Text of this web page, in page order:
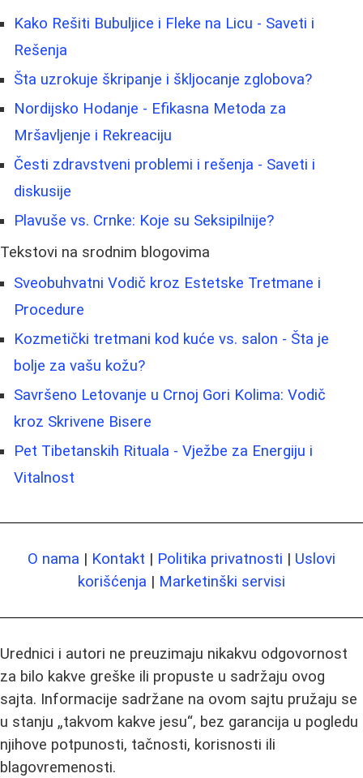
Kako Rešiti Bubuljice i Fleke na Licu - Saveti i
Rešenja
Šta uzrokuje škripanje i škljocanje zglobova?
Nordijsko Hodanje - Efikasna Metoda za
Mršavljenje i Rekreaciju
Česti zdravstveni problemi i rešenja - Saveti i
diskusije
Plavuše vs. Crnke: Koje su Seksipilnije?
Tekstovi na srodnim blogovima
Sveobuhvatni Vodič kroz Estetske Tretmane i
Procedure
Kozmetički tretmani kod kuće vs. salon - Šta je
bolje za vašu kožu?
Savršeno Letovanje u Crnoj Gori Kolima: Vodič
kroz Skrivene Bisere
Pet Tibetanskih Rituala - Vježbe za Energiju i
Vitalnost
O nama | Kontakt | Politika privatnosti | Uslovi
korišćenja | Marketinški servisi
Urednici i autori ne preuzimaju nikakvu odgovornost
za bilo kakve greške ili propuste u sadržaju ovog
sajta. Informacije sadržane na ovom sajtu pružaju se
u stanju „takvom kakve jesu“, bez garancija u pogledu
njihove potpunosti, tačnosti, korisnosti ili
blagovremenosti.